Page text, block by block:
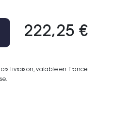
222,25 €
livraison, valable en France